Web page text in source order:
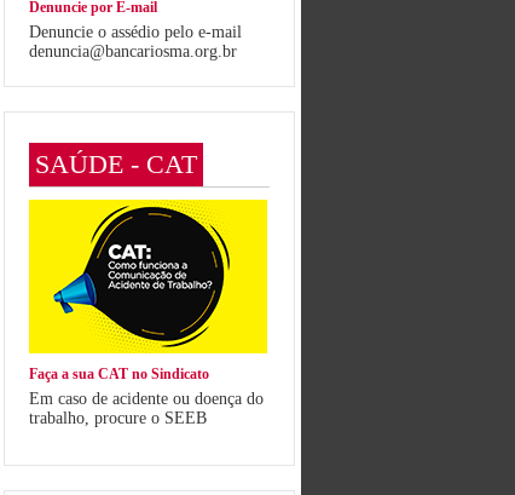
Denuncie por E-mail
Denuncie o assédio pelo e-mail
denuncia@bancariosma.org.br
SAÚDE - CAT
Faça a sua CAT no Sindicato
Em caso de acidente ou doença do
trabalho, procure o SEEB